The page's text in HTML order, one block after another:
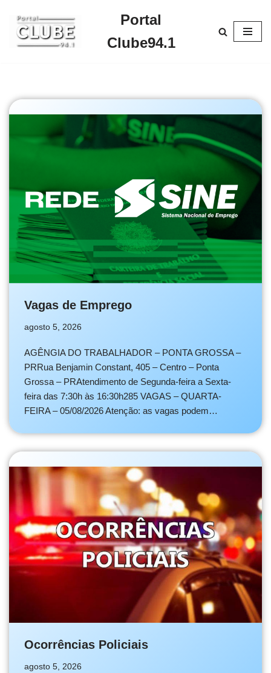
Pular
para
Portal
Clube94.1
Vagas de Emprego
agosto 5, 2026
AGÊNGIA DO TRABALHADOR – PONTA GROSSA –
PRRua Benjamin Constant, 405 – Centro – Ponta
Grossa – PRAtendimento de Segunda-feira a Sexta-
feira das 7:30h às 16:30h285 VAGAS – QUARTA-
FEIRA – 05/08/2026 Atenção: as vagas podem…
Ocorrências Policiais
agosto 5, 2026